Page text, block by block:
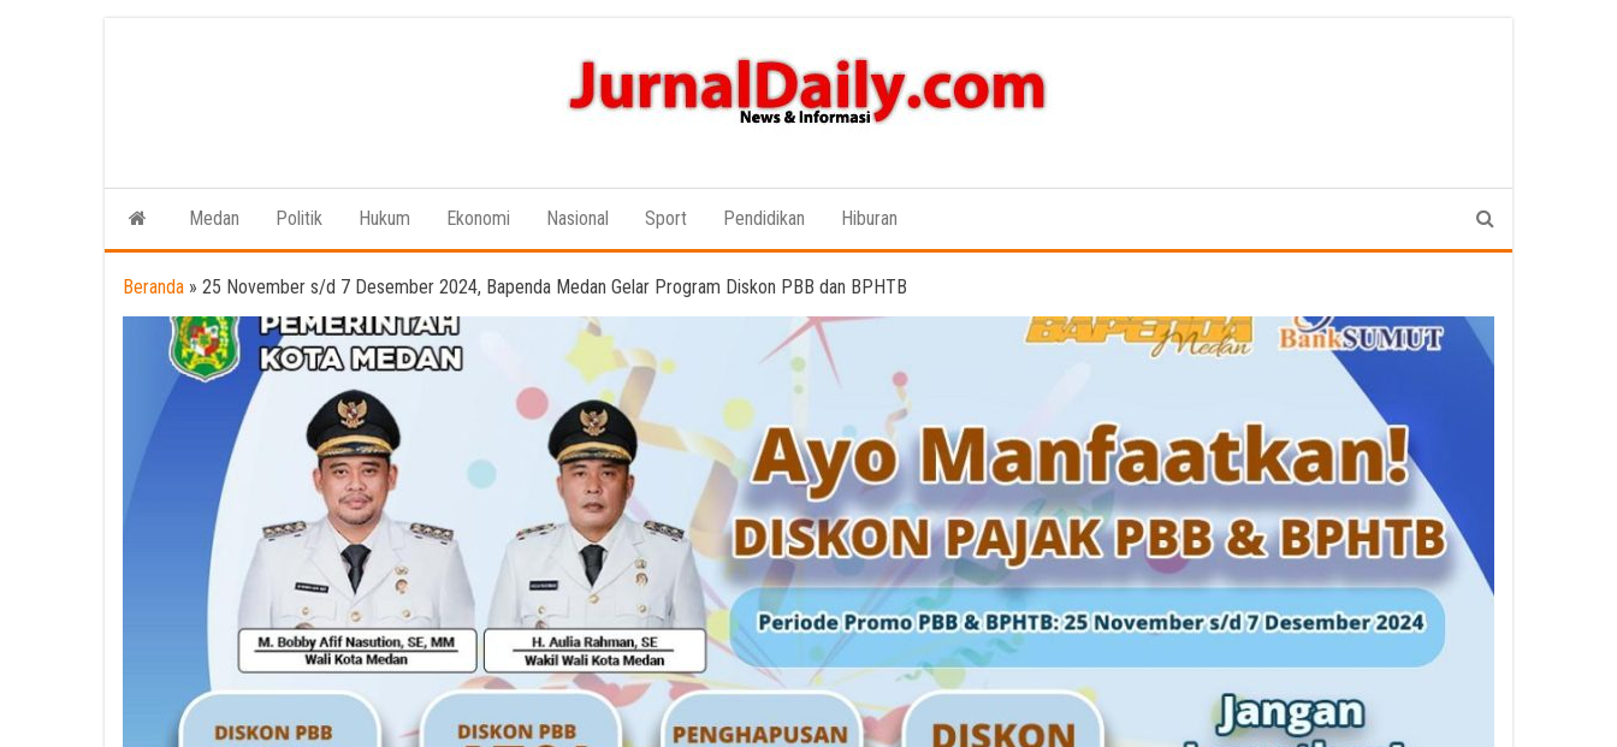
Informasi
Medan Politik Hukum Ekonomi Nasional Sport Pendidikan Hiburan
Beranda » 25 November s/d 7 Desember 2024, Bapenda Medan Gelar Program Diskon PBB dan BPHTB